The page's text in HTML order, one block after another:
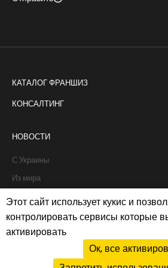
КАТАЛОГ ФРАНШИЗ
КОНСАЛТИНГ
НОВОСТИ
С Украины
Из мира
Интервью
Истории франчайзи
Рапорты
Этот сайт использует кукис и
контролировать сервисы которые
активировать
Ок, все